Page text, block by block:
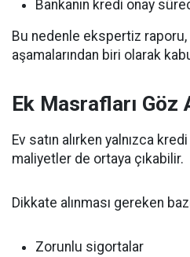
Bankanın kredi onay
Bu nedenle ekspertiz
aşamalarından biri olarak
Ek Masrafları Göz
Ev satın alırken yalnızca
maliyetler de ortaya çıkabilir.
Dikkate alınması gereken
Zorunlu sigortalar